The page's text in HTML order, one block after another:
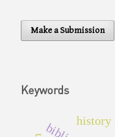
Make a Submission
Keywords
history